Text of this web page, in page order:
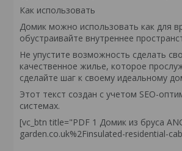
Как использовать
Домик можно использовать как для
обустраивайте внутреннее
Не упустите возможность сделать
качественное жилье, которое
сделайте шаг к своему идеальному
Этот текст создан с учетом SEO-
системах.
[vc_btn title="PDF 1 Домик из бруса
garden.co.uk%2Finsulated-residential-